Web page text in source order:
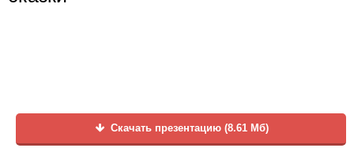
Скачать презентацию (8.61 Мб)